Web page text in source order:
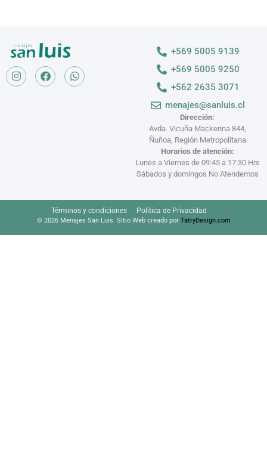
Dirección:
Avda. Vicuña Mackenna 844,
Ñuñoa, Región Metropolitana
Horarios de atención:
Lunes a Viernes de 09:45 a 17:30 Hrs
Sábados y domingos No Atendemos
+569 5005 9139
+569 5005 9250
+562 2635 3071
menajes@sanluis.cl
Términos y condiciones Política de Privacidad
© 2026 Menajes San Luis. Sitio Web creado por TatryDesign.com